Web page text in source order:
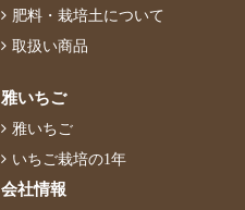
肥料・栽培土について
取扱い商品
雅いちご
雅いちご
いちご栽培の1年
会社情報